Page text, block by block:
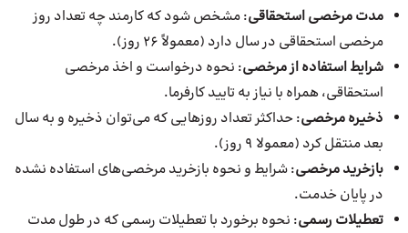
مدت مرخصی استحقاقی: مشخص شود که کارمند چه تعداد روز
مرخصی استحقاقی در سال دارد (معمولاً 26 روز).
شرایط استفاده از مرخصی: نحوه درخواست و اخذ مرخصی
استحقاقی، همراه با نیاز به تایید کارفرما.
ذخیره مرخصی: حداکثر تعداد روزهایی که می‌توان ذخیره و به سال
بعد منتقل کرد (معمولا 9 روز).
بازخرید مرخصی: شرایط و نحوه بازخرید مرخصی‌های استفاده نشده
در پایان خدمت.
تعطیلات رسمی: نحوه برخورد با تعطیلات رسمی که در طول مدت